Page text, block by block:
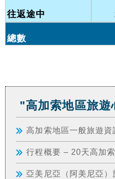
往返途中
總數
"高加索地區旅
高加索地區一般旅遊資
行程概要 – 20天高加
亞美尼亞（阿美尼亞）